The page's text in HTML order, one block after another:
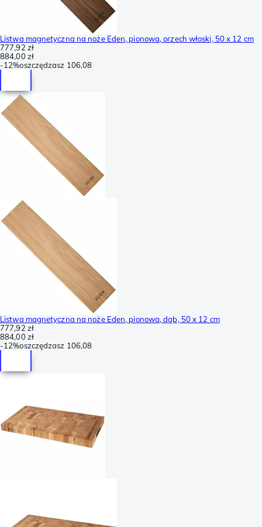
Listwa magnetyczna na noże Eden, pionowa, orzech włoski, 50 x 12 cm
777,92 zł
884,00 zł
-12%oszczędzasz 106,08
Listwa magnetyczna na noże Eden, pionowa, dąb, 50 x 12 cm
777,92 zł
884,00 zł
-12%oszczędzasz 106,08